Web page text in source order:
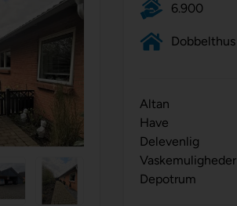
6.900
Dobbelthus
Altan
Have
Delevenlig
Vaskemuligheder
Depotrum